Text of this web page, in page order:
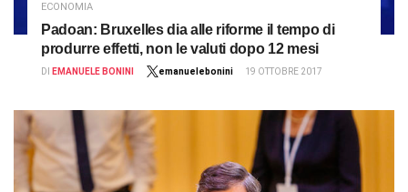
ECONOMIA
Padoan: Bruxelles dia alle riforme il tempo di
produrre effetti, non le valuti dopo 12 mesi
DI EMANUELE BONINI emanuelebonini 19 OTTOBRE 2017